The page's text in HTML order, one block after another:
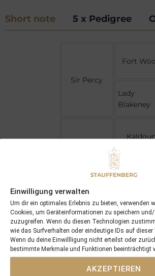
Einwilligung verwalten
Um dir ein optimales Erlebnis zu bieten, verwenden
Cookies, um Geräteinformationen zu speichern
zuzugreifen. Wenn du diesen Technologien
wie das Surfverhalten oder eindeutige IDs auf dieser
Wenn du deine Einwillligung nicht erteilst oder
bestimmte Merkmale und Funktionen beeinträchtigt
AKZEPTIEREN
Short note 5 x Pedigree
Sir Percy
Fort
Lady
Blakeney
Kaldoun
Minya